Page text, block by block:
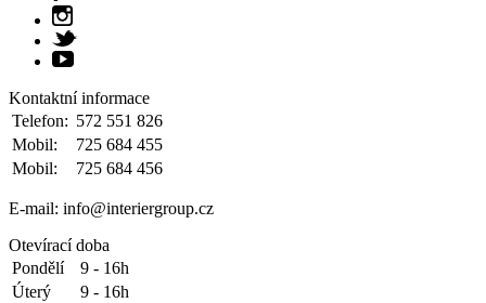
Kontaktní informace
Telefon: 572 551 826
Mobil:
725 684 455
Mobil:
725 684 456
E-mail: info@interiergroup.cz
Otevírací doba
Pondělí
9 - 16h
Úterý
9 - 16h